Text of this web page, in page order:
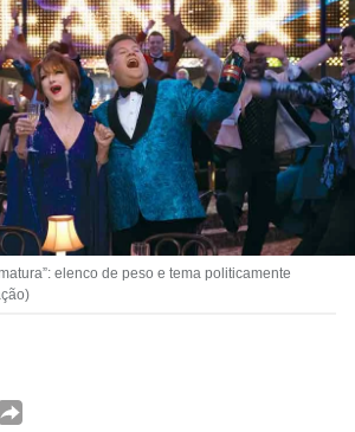
elenco de peso e tema politicamente